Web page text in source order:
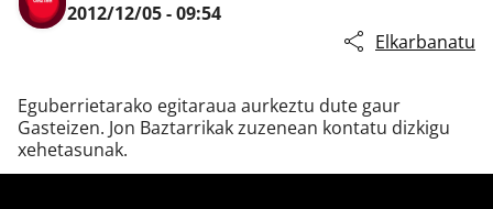
2012/12/05 - 09:54
Elkarbanatu
Eguberrietarako egitaraua aurkeztu dute gaur
Gasteizen. Jon Baztarrikak zuzenean kontatu dizkigu
xehetasunak.